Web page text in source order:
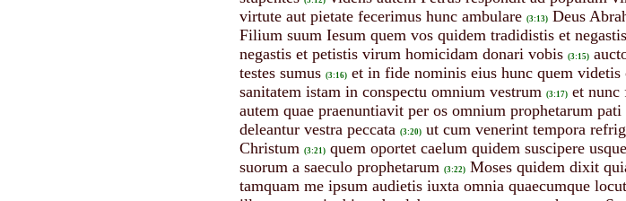
virtute aut pietate fecerimus hunc ambulare (3:13) Deus
Filium suum Iesum quem vos quidem tradidistis et
negastis et petistis virum homicidam donari vobis (3:15)
testes sumus (3:16) et in fide nominis eius hunc quem
sanitatem istam in conspectu omnium vestrum (3:17) et nunc
autem quae praenuntiavit per os omnium prophetarum
deleantur vestra peccata (3:20) ut cum venerint tempora
Christum (3:21) quem oportet caelum quidem suscipere
suorum a saeculo prophetarum (3:22) Moses quidem dixit
tamquam me ipsum audietis iuxta omnia quaecumque